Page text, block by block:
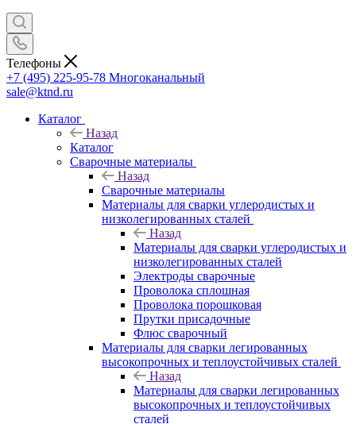
Телефоны
+7 (495) 225-95-78 Многоканальный
sale@ktnd.ru
Каталог
Назад
Каталог
Сварочные материалы
Назад
Сварочные материалы
Материалы для сварки углеродистых и
низколегированных сталей
Назад
Материалы для сварки углеродистых и
низколегированных сталей
Электроды сварочные
Проволока сплошная
Проволока порошковая
Прутки присадочные
Флюс сварочный
Материалы для сварки легированных
высокопрочных и теплоустойчивых сталей
Назад
Материалы для сварки легированных
высокопрочных и теплоустойчивых
сталей